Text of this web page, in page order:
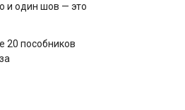
и один шов — это
20 пособников